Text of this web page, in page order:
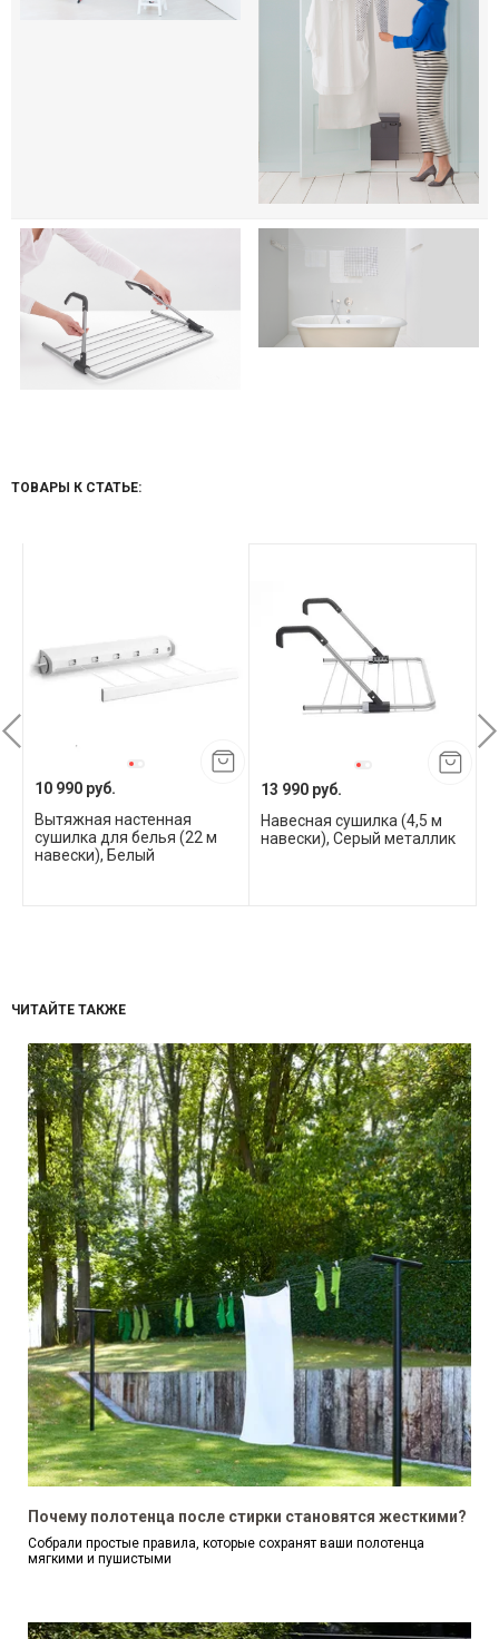
ТОВАРЫ К СТАТЬЕ:
10 990 руб.
Вытяжная настенная
сушилка для белья (22 м
навески), Белый
13 990 руб.
Навесная сушилка (4,5 м
навески), Серый металлик
ЧИТАЙТЕ ТАКЖЕ
Почему полотенца после стирки становятся жесткими?
Собрали простые правила, которые сохранят ваши полотенца
мягкими и пушистыми